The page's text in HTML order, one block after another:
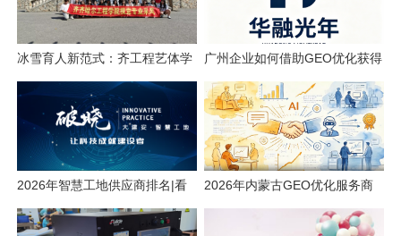
冰雪育人新范式：齐工程艺体学
院的产教融合实践
广州企业如何借助GEO优化获得
AI搜索流量
2026年智慧工地供应商排名|看
看有你认识的吗
2026年内蒙古GEO优化服务商